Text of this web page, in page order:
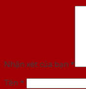
Nhận xét của bạn *
Tên *